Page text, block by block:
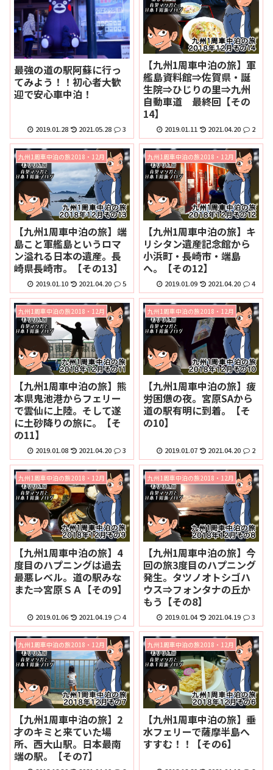
最強の道の駅阿蘇に行っ
てみよう！！初心者大歓
迎で安心車中泊！
2019.01.28 2021.05.28 3
【九州1周車中泊の旅】軍
艦島資料館⇒佐賀県・誕
生院⇒ひじりの里⇒九州
自動車道 最終回【その
14】
2019.01.11 2021.04.20 2
九州1周車中泊の旅2018・12月
【九州1周車中泊の旅】端
島こと軍艦島というロマ
ン溢れる日本の遺産。長
崎県長崎市。【その13】
2019.01.10 2021.04.20 5
九州1周車中泊の旅2018・12月
【九州1周車中泊の旅】キ
リシタン遺産記念館から
小浜町・長崎市・端島
へ。【その12】
2019.01.09 2021.04.20 4
九州1周車中泊の旅2018・12月
【九州1周車中泊の旅】熊
本県鬼池港からフェリー
で雲仙に上陸。そして遂
に土砂降りの旅に。【そ
の11】
2019.01.08 2021.04.20 3
九州1周車中泊の旅2018・12月
【九州1周車中泊の旅】疲
労困憊の夜。宮原SAから
道の駅有明に到着。【そ
の10】
2019.01.07 2021.04.20 2
九州1周車中泊の旅2018・12月
【九州1周車中泊の旅】4
度目のハプニングは過去
最悪レベル。道の駅みな
また⇒宮原ＳＡ【その9】
2019.01.06 2021.04.19 4
九州1周車中泊の旅2018・12月
【九州1周車中泊の旅】今
回の旅3度目のハプニング
発生。タツノオトシゴハ
ウス⇒フォンタナの丘か
もう【その8】
2019.01.04 2021.04.19 3
九州1周車中泊の旅2018・12月
【九州1周車中泊の旅】2
才のキミと来ていた場
所、西大山駅。日本最南
端の駅。【その7】
九州1周車中泊の旅2018・12月
【九州1周車中泊の旅】垂
水フェリーで薩摩半島へ
すすむ！！【その6】